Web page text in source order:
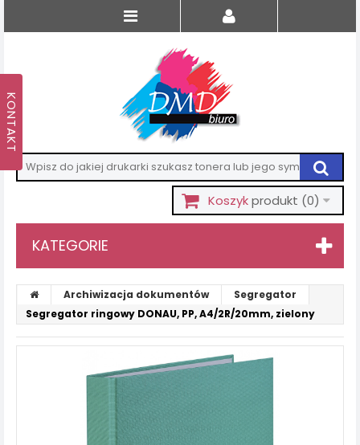
Koszykprodukt (0)
KATEGORIE
Archiwizacja dokumentów
Segregator
Segregator ringowy DONAU, PP, A4/2R/20mm, zielony